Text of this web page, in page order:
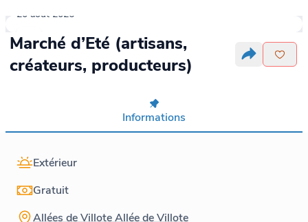
20 août 2026
Marché d’Eté (artisans,
créateurs, producteurs)
Informations
Extérieur
Gratuit
Allées de Villote Allée de Villote